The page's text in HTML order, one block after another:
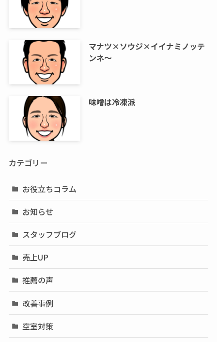
マナツ×ソウジ×イイナミノッテ
ンネ～
味噌は冷凍派
カテゴリー
お役立ちコラム
お知らせ
スタッフブログ
売上UP
推薦の声
改善事例
空室対策